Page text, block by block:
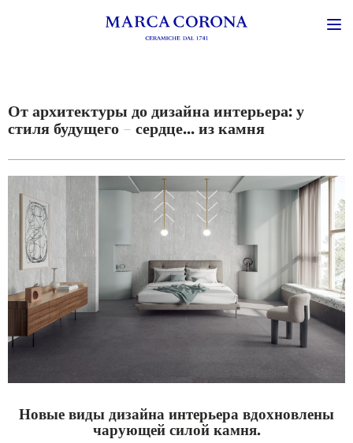
От архитектуры до дизайна интерьера: у
стиля будущего – сердце... из камня
Новые виды дизайна интерьера вдохновлены
чарующей силой камня.